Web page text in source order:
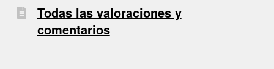
Todas las valoraciones y
comentarios